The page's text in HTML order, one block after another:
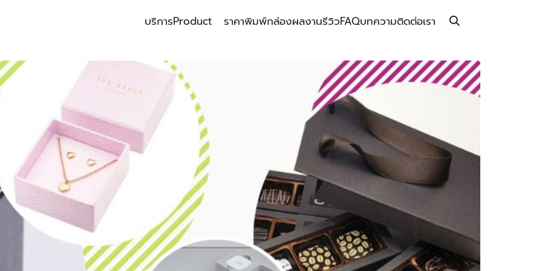
บริการProduct ราคาพิมพ์กล่องผลงานรีวิวFAQบทความติดต่อเรา